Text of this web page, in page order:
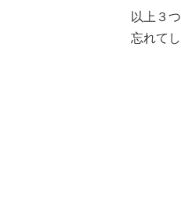
以上３
忘れて